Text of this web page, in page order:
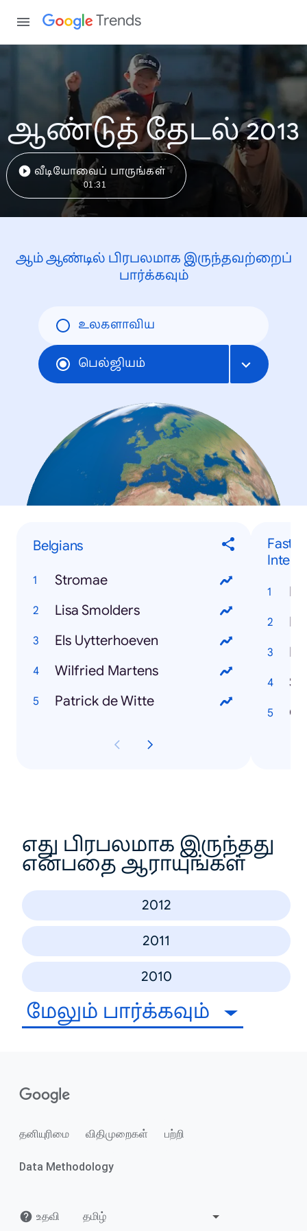
Trends
ஆண்டுத் தேடல் 2013
வீடியோவைப் பாருங்கள்
01:31
ஆம் ஆண்டில் பிரபலமாக இருந்தவற்றைப்
பார்க்கவும்
உலகளாவிய
பெல்ஜியம்
Belgians
Stromae
Lisa Smolders
Els Uytterhoeven
Wilfried Martens
Patrick de Witte
எது பிரபலமாக இருந்தது
என்பதை ஆராயுங்கள்
2012
2011
2010
மேலும் பார்க்கவும்
தனியுரிமை விதிமுறைகள் பற்றி
Data Methodology
உதவி